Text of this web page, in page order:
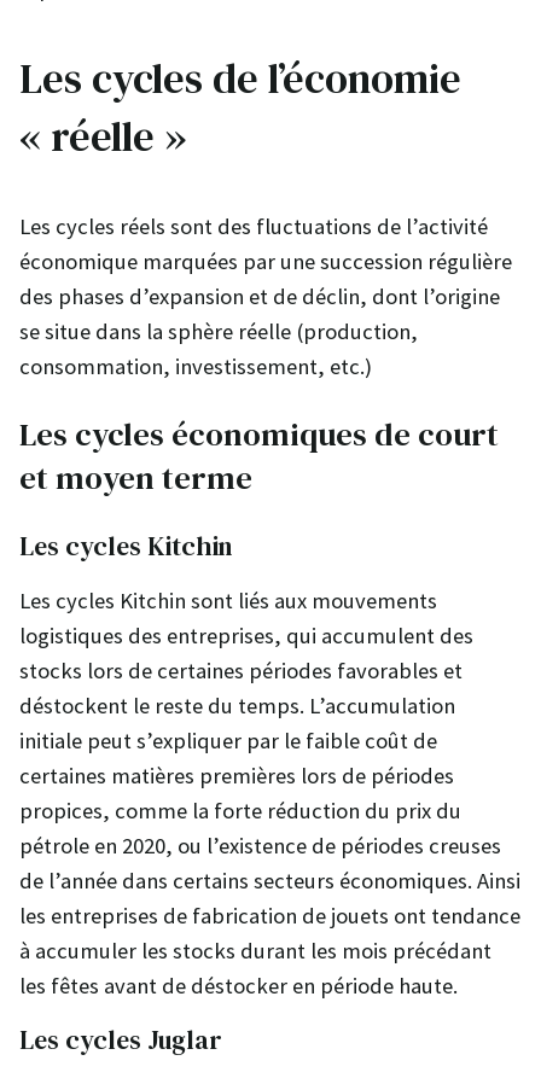
Les cycles de l’économie
« réelle »
Les cycles réels sont des fluctuations de l’activité
économique marquées par une succession régulière
des phases d’expansion et de déclin, dont l’origine
se situe dans la sphère réelle (production,
consommation, investissement, etc.)
Les cycles économiques de court
et moyen terme
Les cycles Kitchin
Les cycles Kitchin sont liés aux mouvements
logistiques des entreprises, qui accumulent des
stocks lors de certaines périodes favorables et
déstockent le reste du temps. L’accumulation
initiale peut s’expliquer par le faible coût de
certaines matières premières lors de périodes
propices, comme la forte réduction du prix du
pétrole en 2020, ou l’existence de périodes creuses
de l’année dans certains secteurs économiques. Ainsi
les entreprises de fabrication de jouets ont tendance
à accumuler les stocks durant les mois précédant
les fêtes avant de déstocker en période haute.
Les cycles Juglar